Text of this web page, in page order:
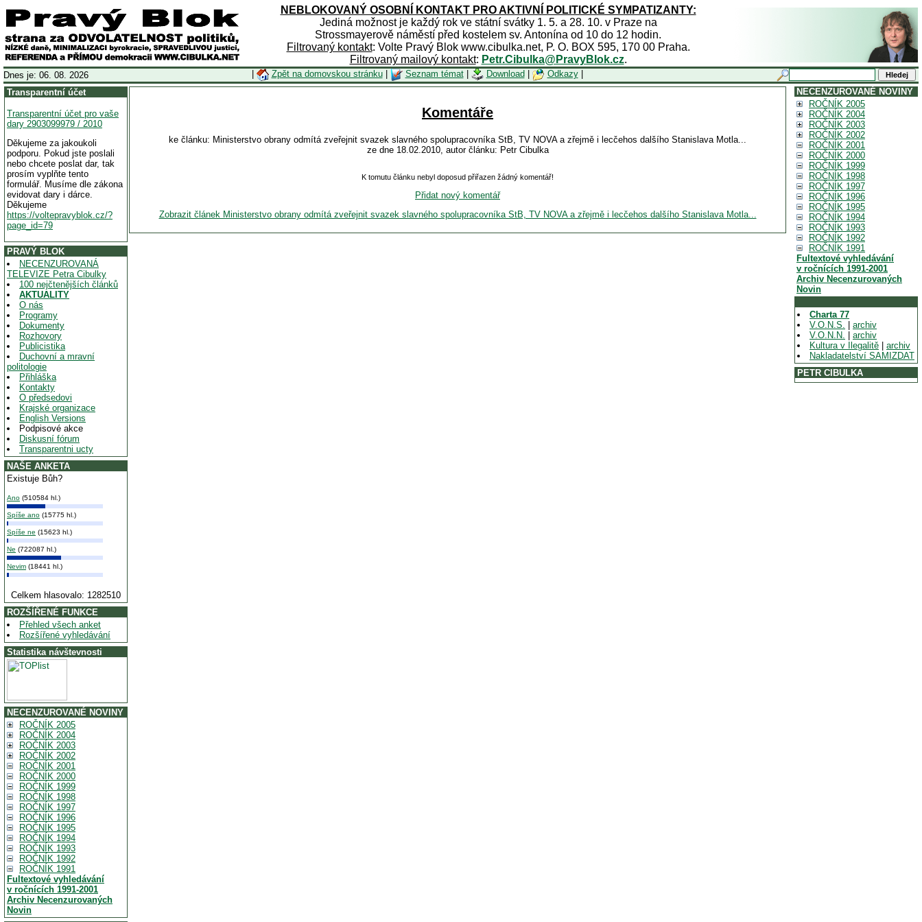
NEBLOKOVANÝ OSOBNÍ KONTAKT PRO AKTIVNÍ POLITICKÉ SYMPATIZANTY:
Jediná možnost je každý rok ve státní svátky 1. 5. a 28. 10. v Praze na
Strossmayerově náměstí před kostelem sv. Antonína od 10 do 12 hodin.
Filtrovaný kontakt: Volte Pravý Blok www.cibulka.net, P. O. BOX 595, 170 00 Praha.
Filtrovaný mailový kontakt: Petr.Cibulka@PravyBlok.cz.
Dnes je: 06. 08. 2026 Zpět na domovskou stránku| Seznam témat| Download Odkazy|
Transparentní účet
Transparentní účet pro vaše
dary 2903099979 / 2010
Děkujeme za jakoukoli
podporu. Pokud jste poslali
nebo chcete poslat dar, tak
prosím vyplňte tento
formulář. Musíme dle zákona
evidovat dary i dárce.
Děkujeme
https://voltepravyblok.cz/?
page_id=79
PRAVÝ BLOK
NECENZUROVANÁ
TELEVIZE Petra Cibulky
100 nejčtenějších článků
AKTUALITY
O nás
Programy
Dokumenty
Rozhovory
Publicistika
Duchovní a mravní
politologie
Přihláška
Kontakty
O předsedovi
Krajské organizace
English Versions
Podpisové akce
Diskusní fórum
Transparentni ucty
NAŠE ANKETA
Existuje Bůh?
Ano (510584 hl.)
Spíše ano (15775 hl.)
Spíše ne (15623 hl.)
Ne (722087 hl.)
Nevim (18441 hl.)
Celkem hlasovalo: 1282510
ROZŠÍŘENÉ FUNKCE
Přehled všech anket
Rozšířené vyhledávání
Statistika návštevnosti
NECENZUROVANÉ NOVINY
ROČNÍK 2005
ROČNÍK 2004
ROČNÍK 2003
ROČNÍK 2002
ROČNÍK 2001
ROČNÍK 2000
ROČNÍK 1999
ROČNÍK 1998
ROČNÍK 1997
ROČNÍK 1996
ROČNÍK 1995
ROČNÍK 1994
ROČNÍK 1993
ROČNÍK 1992
ROČNÍK 1991
Fultextové vyhledávání
v ročnících 1991-2001
Archiv Necenzurovaných
Novin
Komentáře
ke článku: Ministerstvo obrany odmítá zveřejnit svazek slavného spolupracovníka StB, TV NOVA a zřejmě i lecčehos dalšího Stanislava Motla...
ze dne 18.02.2010, autor článku: Petr Cibulka
K tomutu článku nebyl doposud přiřazen žádný komentář!
Přidat nový komentář
Zobrazit článek Ministerstvo obrany odmítá zveřejnit svazek slavného spolupracovníka StB, TV NOVA a zřejmě i lecčehos dalšího Stanislava Motla...
NECENZUROVANÉ NOVINY
ROČNÍK 2005
ROČNÍK 2004
ROČNÍK 2003
ROČNÍK 2002
ROČNÍK 2001
ROČNÍK 2000
ROČNÍK 1999
ROČNÍK 1998
ROČNÍK 1997
ROČNÍK 1996
ROČNÍK 1995
ROČNÍK 1994
ROČNÍK 1993
ROČNÍK 1992
ROČNÍK 1991
Fultextové vyhledávání
v ročnících 1991-2001
Archiv Necenzurovaných
Novin
Charta 77
V.O.N.S.
archiv
V.O.N.N.
archiv
Kultura v Ilegalitě
archiv
Nakladatelství SAMIZDAT
PETR CIBULKA